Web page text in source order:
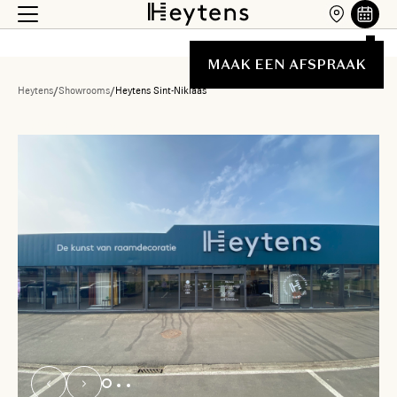
MAAK EEN AFSPRAAK
Heytens/Showrooms/Heytens Sint-Niklaas